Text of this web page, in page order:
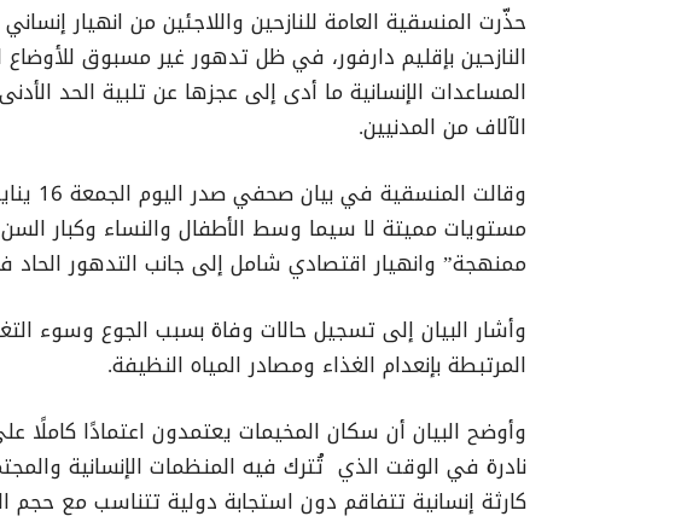
حذّرت المنسقية العامة للنازحين واللاجئين من انهيار
النازحين بإقليم دارفور، في ظل تدهور غير مسبوق
المساعدات الإنسانية ما أدى إلى عجزها عن تلبية الحد
الآلاف من المدنيين.
مستويات مميتة لا سيما وسط الأطفال والنساء وكبار
ممنهجة” وانهيار اقتصادي شامل إلى جانب التدهور الحاد
وأشار البيان إلى تسجيل حالات وفاة بسبب الجوع وسوء
المرتبطة بإنعدام الغذاء ومصادر المياه النظيفة.
وأوضح البيان أن سكان المخيمات يعتمدون اعتمادًا كاملًا
نادرة في الوقت الذي تُترك فيه المنظمات الإنسانية
كارثة إنسانية تتفاقم دون استجابة دولية تتناسب مع حجم